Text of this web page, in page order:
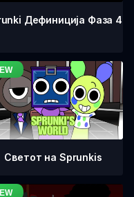
Дефиниција Фаза 4
Светот на Sprunkis